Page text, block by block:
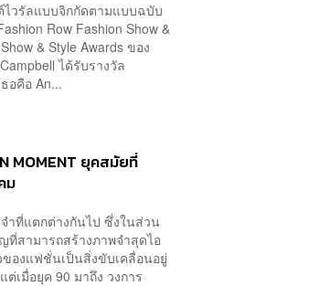
ไวรัลแบบจิกกัดตามแบบฉบับ
Row Fashion Show &
& Style Awards ของ
ได้รับรางวัล
อคือ An...
MOMENT ยุคสมัยที่
ม
ำที่แตกต่างกันไป ซึ่งในส่วน
สามารถสร้างภาพจำสุดไอ
ของแฟชั่นเป็นสิ่งขับเคลื่อนอยู่
เมื่อยุค 90 มาถึง วงการ